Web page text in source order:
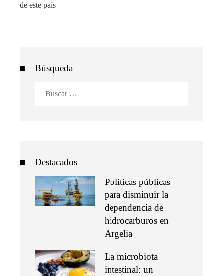
de este país
Búsqueda
Destacados
Políticas públicas
para disminuir la
dependencia de
hidrocarburos en
Argelia
La microbiota
intestinal: un